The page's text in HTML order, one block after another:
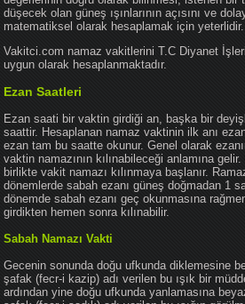
düşecek olan güneş ışınlarının açısını ve
matematiksel olarak hesaplamak için yeterlidir.
Vakitci.com namaz vakitlerini T.C Diyanet İşleri
uygun olarak hesaplanmaktadır.
Ezan Saatleri
Ezan saati bir vaktin girdiği an, başka bir
saattir. Hesaplanan namaz vaktinin ilk anı
ezan tam bu saatte okunur. Genel olarak
vaktin namazının kılınabileceği anlamına
birlikte vakit namazı kılınmaya başlanır.
dönemlerde sabah ezanı güneş doğmadan 1
dönemde sabah ezanı geç okunmasına
girdikten hemen sonra kılınabilir.
Sabah Namazı Vakti
Gecenin sonunda doğu ufkunda diklemesine
şafak (fecr-i kazip) adı verilen bu ışık bir
ardından yine doğu ufkunda yanlamasına